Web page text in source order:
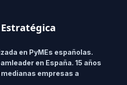
en PyMEs españolas.
en España. 15 años
empresas a